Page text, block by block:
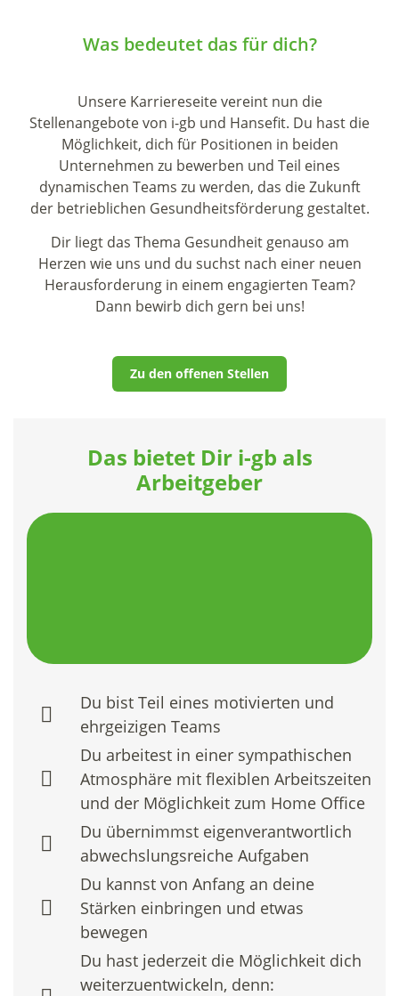
Was bedeutet das für dich?
Unsere Karriereseite vereint nun die
Stellenangebote von i-gb und Hansefit. Du hast die
Möglichkeit, dich für Positionen in beiden
Unternehmen zu bewerben und Teil eines
dynamischen Teams zu werden, das die Zukunft
der betrieblichen Gesundheitsförderung gestaltet.
Dir liegt das Thema Gesundheit genauso am
Herzen wie uns und du suchst nach einer neuen
Herausforderung in einem engagierten Team?
Dann bewirb dich gern bei uns!
Zu den offenen Stellen
Das bietet Dir i-gb als
Arbeitgeber
Du bist Teil eines motivierten und
ehrgeizigen Teams
Du arbeitest in einer sympathischen
Atmosphäre mit flexiblen Arbeitszeiten
und der Möglichkeit zum Home Office
Du übernimmst eigenverantwortlich
abwechslungsreiche Aufgaben
Du kannst von Anfang an deine
Stärken einbringen und etwas
bewegen
Du hast jederzeit die Möglichkeit dich
weiterzuentwickeln, denn: